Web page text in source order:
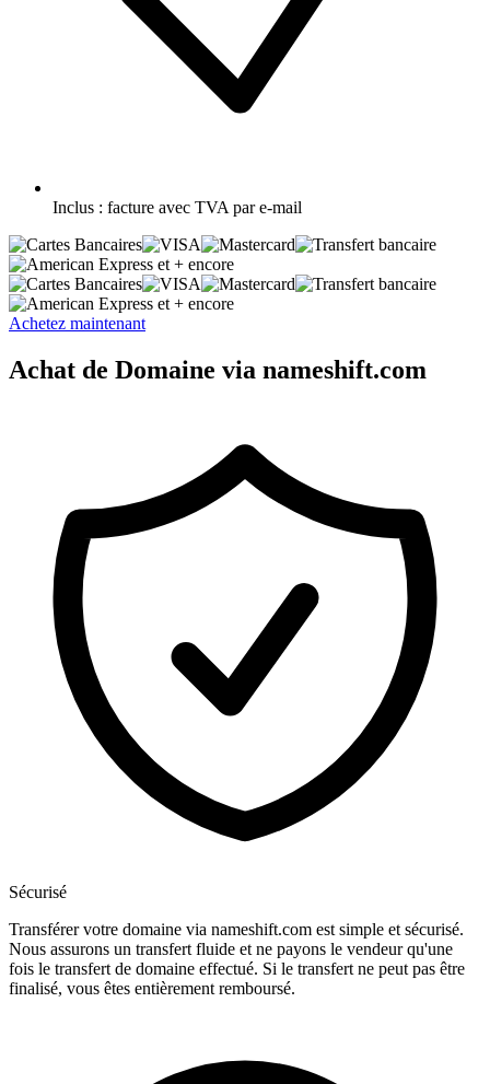
Inclus : facture avec TVA par e-mail
et + encore
et + encore
Achetez maintenant
Achat de Domaine via nameshift.com
Sécurisé
Transférer votre domaine via nameshift.com est simple et sécurisé.
Nous assurons un transfert fluide et ne payons le vendeur qu'une
fois le transfert de domaine effectué. Si le transfert ne peut pas être
finalisé, vous êtes entièrement remboursé.